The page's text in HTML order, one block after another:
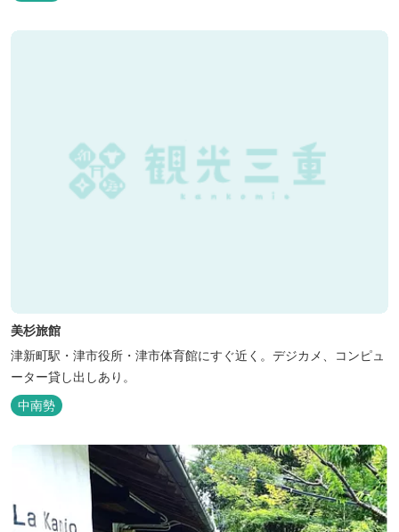
美杉旅館
津新町駅・津市役所・津市体育館にすぐ近く。デジカメ、コンピュ
ーター貸し出しあり。
中南勢